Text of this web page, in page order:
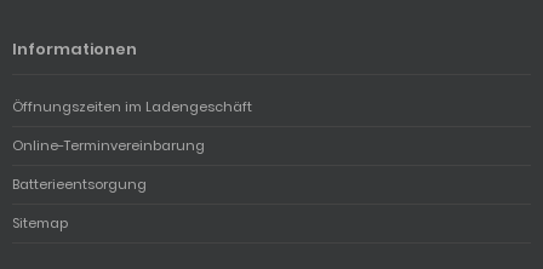
Informationen
Öffnungszeiten im Ladengeschäft
Online-Terminvereinbarung
Batterieentsorgung
Sitemap